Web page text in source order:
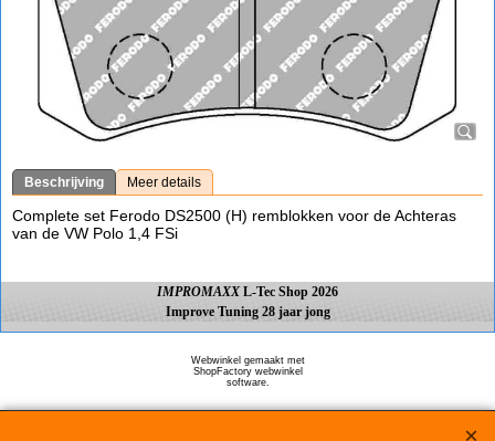
Beschrijving Meer details
Complete set Ferodo DS2500 (H) remblokken voor de Achteras
van de VW Polo 1,4 FSi
IMPROMAXX L-Tec Shop 2026
Improve Tuning 28 jaar jong
Webwinkel gemaakt met
ShopFactory webwinkel
software.